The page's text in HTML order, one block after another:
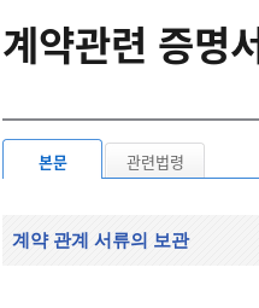
계약관련 증명
본문 관련법령
계약 관계 서류의 보관